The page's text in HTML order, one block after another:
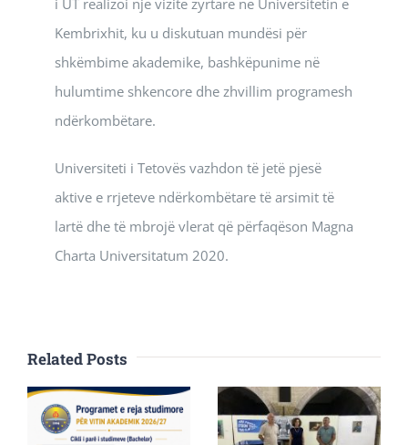
i UT realizoi një vizitë zyrtare në Universitetin e
Kembrixhit, ku u diskutuan mundësi për
shkëmbime akademike, bashkëpunime në
hulumtime shkencore dhe zhvillim programesh
ndërkombëtare.
Universiteti i Tetovës vazhdon të jetë pjesë
aktive e rrjeteve ndërkombëtare të arsimit të
lartë dhe të mbrojë vlerat që përfaqëson Magna
Charta Universitatum 2020.
Related Posts